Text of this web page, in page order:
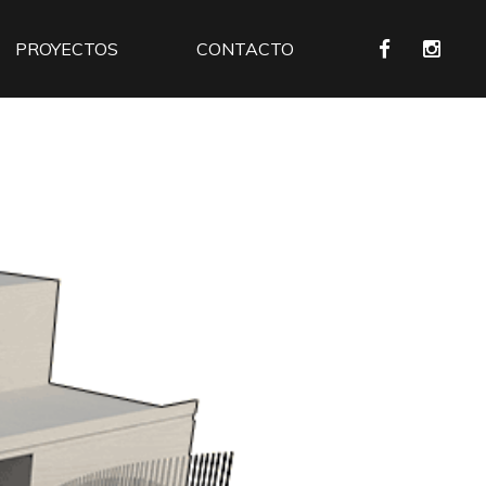
PROYECTOS CONTACTO